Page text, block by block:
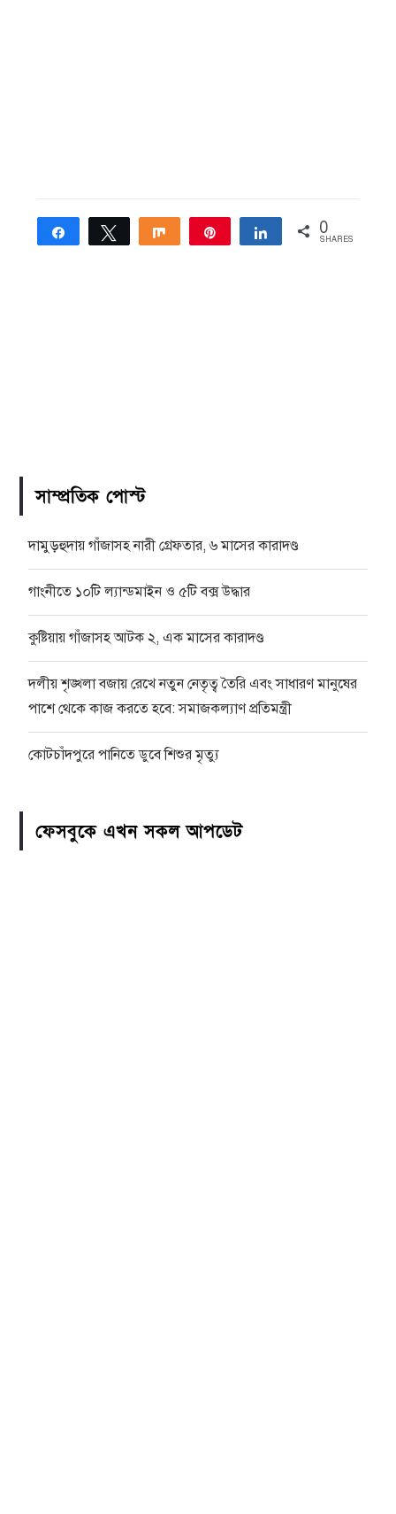
Share Tweet Share Share 0
SHARES
সাম্প্রতিক পোস্ট
দামুড়হুদায় গাঁজাসহ নারী গ্রেফতার, ৬ মাসের কারাদণ্ড
গাংনীতে ১০টি ল্যান্ডমাইন ও ৫টি বক্স উদ্ধার
কুষ্টিয়ায় গাঁজাসহ আটক ২, এক মাসের কারাদণ্ড
দলীয় শৃঙ্খলা বজায় রেখে নতুন নেতৃত্ব তৈরি এবং সাধারণ মানুষের
পাশে থেকে কাজ করতে হবে: সমাজকল্যাণ প্রতিমন্ত্রী
কোটচাঁদপুরে পানিতে ডুবে শিশুর মৃত্যু
ফেসবুকে এখন সকল আপডেট